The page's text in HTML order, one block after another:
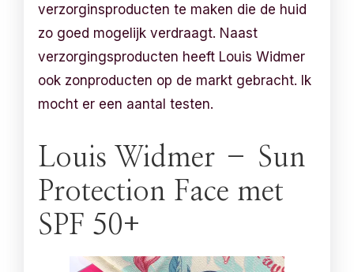
verzorginsproducten te maken die de huid
zo goed mogelijk verdraagt. Naast
verzorgingsproducten heeft Louis Widmer
ook zonproducten op de markt gebracht. Ik
mocht er een aantal testen.
Louis Widmer – Sun
Protection Face met
SPF 50+